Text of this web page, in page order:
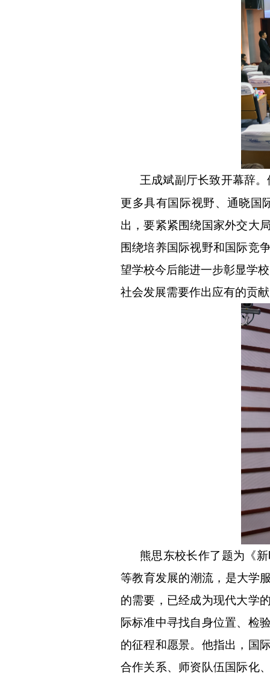
王成斌副厅长致开幕辞
更多具有国际视野、通晓国
出，要紧紧围绕国家外交大
围绕培养国际视野和国际竞
望学校今后能进一步彰显学
社会发展需要作出应有的贡
熊思东校长作了题为《
等教育发展的潮流，是大学
的需要，已经成为现代大学
际标准中寻找自身位置、检
的征程和愿景。他指出，国
合作关系、师资队伍国际化